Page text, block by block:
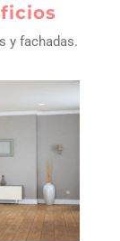
y fachadas.